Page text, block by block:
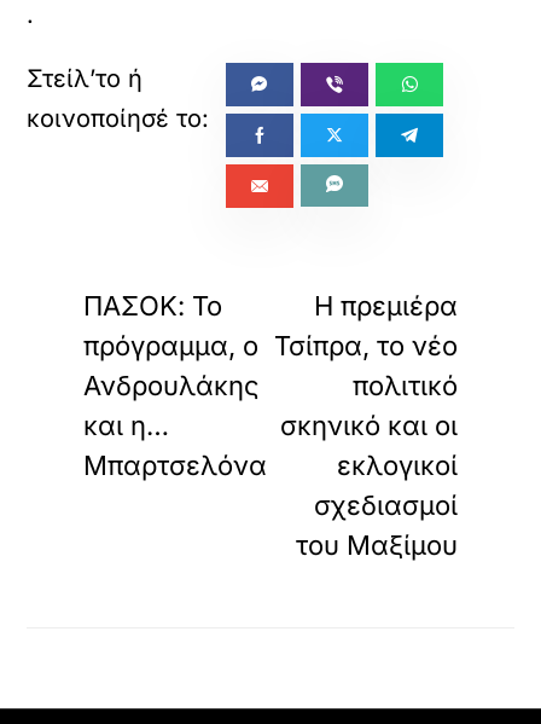
.
ΠΑΣΟΚ: Το
πρόγραμμα, ο
Ανδρουλάκης
και η…
Μπαρτσελόνα
Η πρεμιέρα
Τσίπρα, το νέο
πολιτικό
σκηνικό και οι
εκλογικοί
σχεδιασμοί
του Μαξίμου